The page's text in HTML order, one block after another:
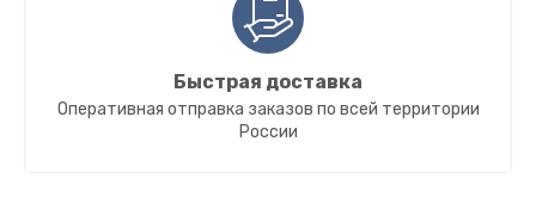
Быстрая доставка
Оперативная отправка заказов по всей территории
России